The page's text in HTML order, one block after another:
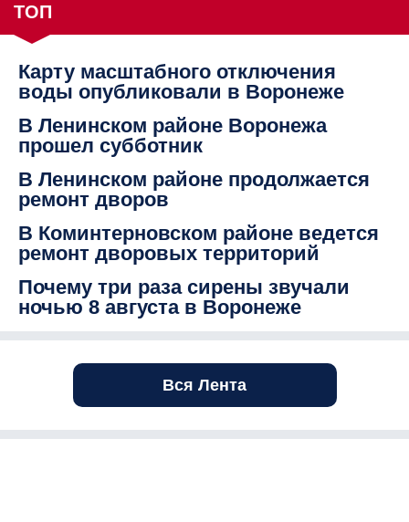
ТОП
Карту масштабного отключения
воды опубликовали в Воронеже
В Ленинском районе Воронежа
прошел субботник
В Ленинском районе продолжается
ремонт дворов
В Коминтерновском районе ведется
ремонт дворовых территорий
Почему три раза сирены звучали
ночью 8 августа в Воронеже
Вся Лента